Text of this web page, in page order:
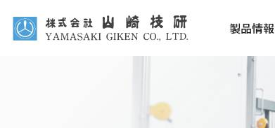
製品情報